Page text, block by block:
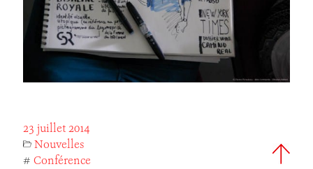
23 juillet 2014
Nouvelles
# Conférence